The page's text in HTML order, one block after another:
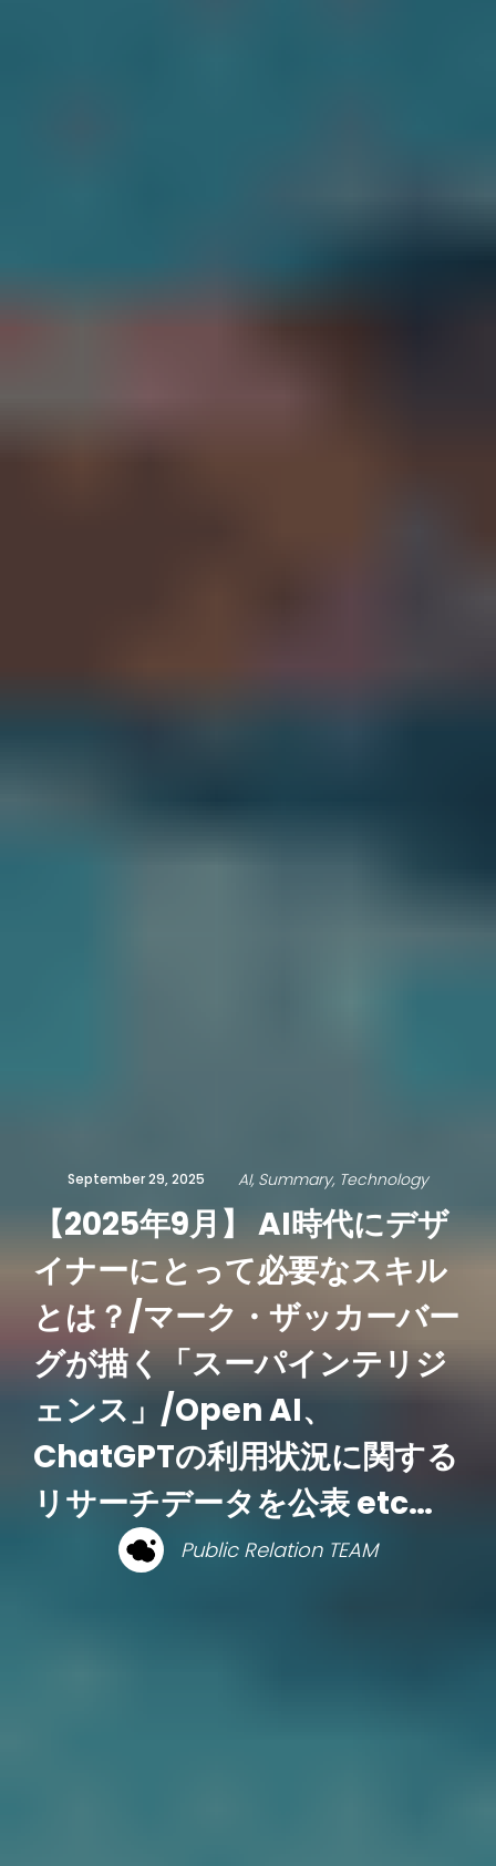
September 29, 2025 AI Summary Technology
【2025年9月】 AI時代にデザ
イナーにとって必要なスキル
とは？/マーク・ザッカーバー
グが描く「スーパインテリジ
ェンス」/Open AI、
ChatGPTの利用状況に関する
リサーチデータを公表 etc…
Public Relation TEAM